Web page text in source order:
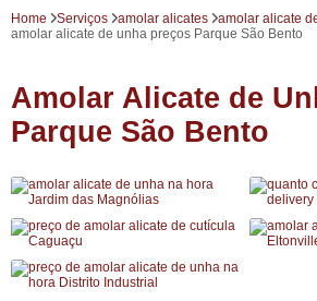
Home Serviços amolar alicates
amolar alicate
amolar alicate de unha preços Parque São Bento
Amolar Alicate de
Parque São Bento